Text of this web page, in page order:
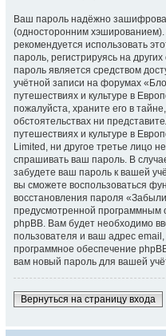
Ваш пароль надёжно
(односторонним
рекомендуется использовать
пароль, регистрируясь на
пароль является средством
учётной записи на форумах
путешествиях и культуре в
пожалуйста, храните его в
обстоятельствах ни
путешествиях и культуре в
Limited, ни другое третье лицо
спрашивать ваш пароль. В
забудете ваш пароль к вашей
вы сможете воспользоваться
восстановления пароля
предусмотренной программным
phpBB. Вам будет необходимо
пользователя и ваш адрес email,
программное обеспечение
вам новый пароль для вашей
Вернуться на страницу входа